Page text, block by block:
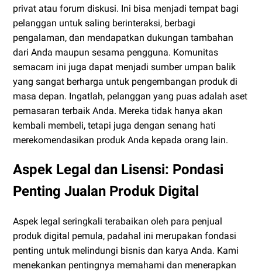
privat atau forum diskusi. Ini bisa menjadi tempat bagi
pelanggan untuk saling berinteraksi, berbagi
pengalaman, dan mendapatkan dukungan tambahan
dari Anda maupun sesama pengguna. Komunitas
semacam ini juga dapat menjadi sumber umpan balik
yang sangat berharga untuk pengembangan produk di
masa depan. Ingatlah, pelanggan yang puas adalah aset
pemasaran terbaik Anda. Mereka tidak hanya akan
kembali membeli, tetapi juga dengan senang hati
merekomendasikan produk Anda kepada orang lain.
Aspek Legal dan Lisensi: Pondasi
Penting Jualan Produk Digital
Aspek legal seringkali terabaikan oleh para penjual
produk digital pemula, padahal ini merupakan fondasi
penting untuk melindungi bisnis dan karya Anda. Kami
menekankan pentingnya memahami dan menerapkan